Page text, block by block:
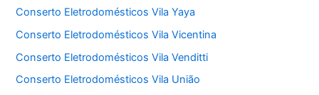
Conserto Eletrodomésticos Vila Yaya
Conserto Eletrodomésticos Vila Vicentina
Conserto Eletrodomésticos Vila Venditti
Conserto Eletrodomésticos Vila União